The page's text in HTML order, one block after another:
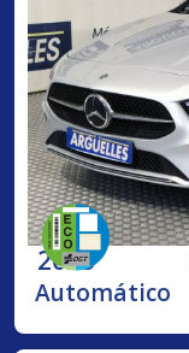
2023
Automático